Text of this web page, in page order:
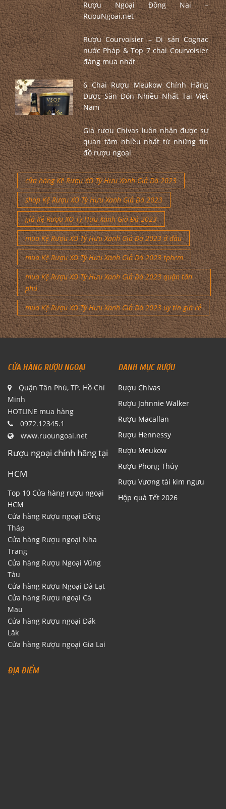
Rượu Ngoại Đồng Nai –
RuouNgoai.net
Rượu Courvoisier – Di sản Cognac
nước Pháp & Top 7 chai Courvoisier
đáng mua nhất
6 Chai Rượu Meukow Chính Hãng
Được Săn Đón Nhiều Nhất Tại Việt
Nam
Giá rượu Chivas luôn nhận được sự
quan tâm nhiều nhất từ những tín
đồ rượu ngoại
cửa hàng Kệ Rượu XO Tỳ Hưu Xanh Giả Đá 2023
shop Kệ Rượu XO Tỳ Hưu Xanh Giả Đá 2023
giá Kệ Rượu XO Tỳ Hưu Xanh Giả Đá 2023
mua Kệ Rượu XO Tỳ Hưu Xanh Giả Đá 2023 ở đâu
mua Kệ Rượu XO Tỳ Hưu Xanh Giả Đá 2023 tphcm
mua Kệ Rượu XO Tỳ Hưu Xanh Giả Đá 2023 quận tân
phú
mua Kệ Rượu XO Tỳ Hưu Xanh Giả Đá 2023 uy tín giá rẻ
CỬA HÀNG RƯỢU NGOẠI
Quận Tân Phú, TP. Hồ Chí
Minh
HOTLINE mua hàng
0972.12345.1
www.ruoungoai.net
Rượu ngoại chính hãng tại
HCM
Top 10 Cửa hàng rượu ngoại
HCM
Cửa hàng Rượu ngoại Đồng
Tháp
Cửa hàng Rượu ngoại Nha
Trang
Cửa hàng Rượu Ngoại Vũng
Tàu
Cửa hàng Rượu Ngoại Đà Lạt
Cửa hàng Rượu ngoại Cà
Mau
Cửa hàng Rượu ngoại Đăk
Lăk
Cửa hàng Rượu ngoại Gia Lai
DANH MỤC RƯỢU
Rượu Chivas
Rượu Johnnie Walker
Rượu Macallan
Rượu Hennessy
Rượu Meukow
Rượu Phong Thủy
Rượu Vương tài kim ngưu
Hộp quà Tết 2026
ĐỊA ĐIỂM